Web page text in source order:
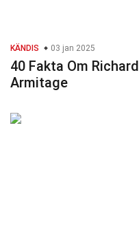
KÄNDIS 03 jan 2025
40 Fakta Om Richard
Armitage